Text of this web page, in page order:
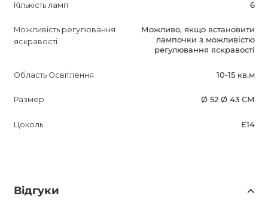
Кількість ламп 6
Можливість регулювання
яскравості
Можливо, якщо встановити
лампочки з можливістю
регулювання яскравості
Область Освітлення 10-15 кв.м
Размер Ø 52 Ø 43 СМ
Цоколь E14
Відгуки